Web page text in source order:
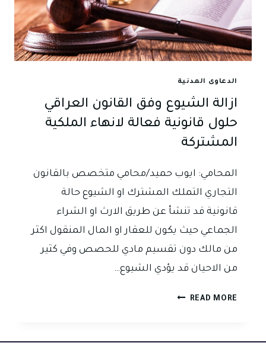
الدعاوى المدنية
ازالة الشيوع وفق القانون العراقي
حلول قانونية فعالة لانهاء الملكية
المشتركة
المحامي: ايوب حميد/محامي متخصص بالقانون
التجاري التملك المشترك او الشيوع حالة
قانونية قد تنشأ عن طريق الارث او الشراء
الجماعي حيث يكون للعقار او المال المنقول اكثر
من مالك دون تقسيم مادي للحصص وفي كثير
من الاحيان قد يؤدي الشيوع…
READ MORE ازالة
القانون